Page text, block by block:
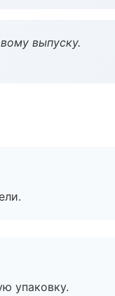
выпуску.
упаковку.